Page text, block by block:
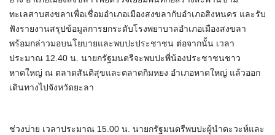
ทะเลสาบสงขลาเพื่อเชื่อมอำเภอเมืองสงขลากับอำเภอสิงหนคร และรับ
ฟังรายงานสรุปข้อมูลการยกระดับโรงพยาบาลอำเภอเมืองสงขลา
พร้อมกล่าวมอบนโยบายและพบปะประชาชน ต่อจากนั้น เวลา
ประมาณ 12.40 น. นายกรัฐมนตรีจะพบปะพี่น้องประชาชนชาว
หาดใหญ่ ณ ตลาดสันติสุขและตลาดกิมหยง อำเภอหาดใหญ่ แล้วออก
เดินทางไปจังหวัดยะลา
ช่วงบ่าย เวลาประมาณ 15.00 น. นายกรัฐมนตรีพบปะผู้นำดะวะห์และ